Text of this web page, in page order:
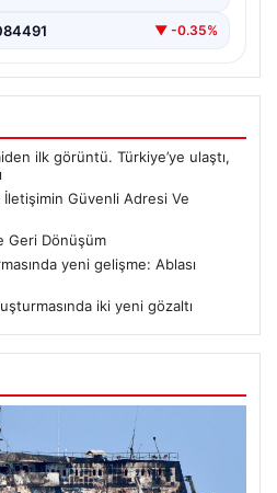
▼ -0.35%
ilk görüntü. Türkiye’ye ulaştı,
Güvenli Adresi Ve
Geri Dönüşüm
yeni gelişme: Ablası
iki yeni gözaltı